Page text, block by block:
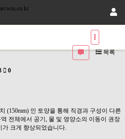
arcwin.co.kr
목록
0
(150mm) 인 토양을 통해 직경과 구성이 다른
전체에서 공기, 물 및 영양소의 이동이 권장
가 크게 향상되었습니다.